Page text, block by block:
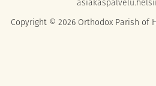
Copyright © 2026 Orthodox Parish of